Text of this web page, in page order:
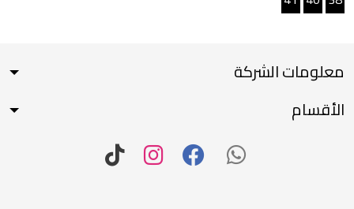
معلومات الشركة
الأقسام